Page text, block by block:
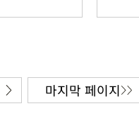
마지막 페이지